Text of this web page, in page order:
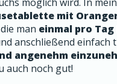
mit
man einmal pro Tag
anschließend einfach
angenehm
auch noch gut!